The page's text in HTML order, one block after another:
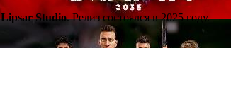
Lipsar Studio. Релиз состоялся в 2025 году.